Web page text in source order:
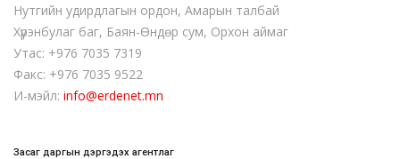
Нутгийн удирдлагын ордон, Амарын талбай
Хүрэнбулаг баг, Баян-Өндөр сум, Орхон аймаг
Утас: +976 7035 7319
Факс: +976 7035 9522
И-мэйл: info@erdenet.mn
Засаг даргын дэргэдэх агентлаг